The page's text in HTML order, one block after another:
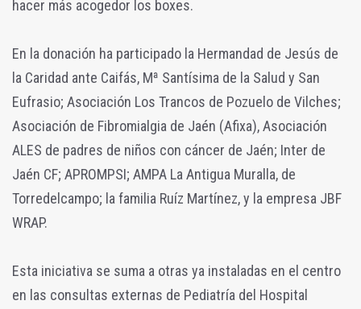
hacer más acogedor los boxes.
En la donación ha participado la Hermandad de Jesús de
la Caridad ante Caifás, Mª Santísima de la Salud y San
Eufrasio; Asociación Los Trancos de Pozuelo de Vilches;
Asociación de Fibromialgia de Jaén (Afixa), Asociación
ALES de padres de niños con cáncer de Jaén; Inter de
Jaén CF; APROMPSI; AMPA La Antigua Muralla, de
Torredelcampo; la familia Ruíz Martínez, y la empresa JBF
WRAP.
Esta iniciativa se suma a otras ya instaladas en el centro
en las consultas externas de Pediatría del Hospital